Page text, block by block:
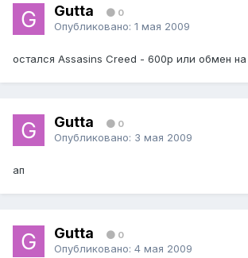
Gutta 0
Опубликовано: 1 мая 2009
остался Assasins Creed - 600р или обмен на
Gutta 0
Опубликовано: 3 мая 2009
ап
Gutta 0
Опубликовано: 4 мая 2009